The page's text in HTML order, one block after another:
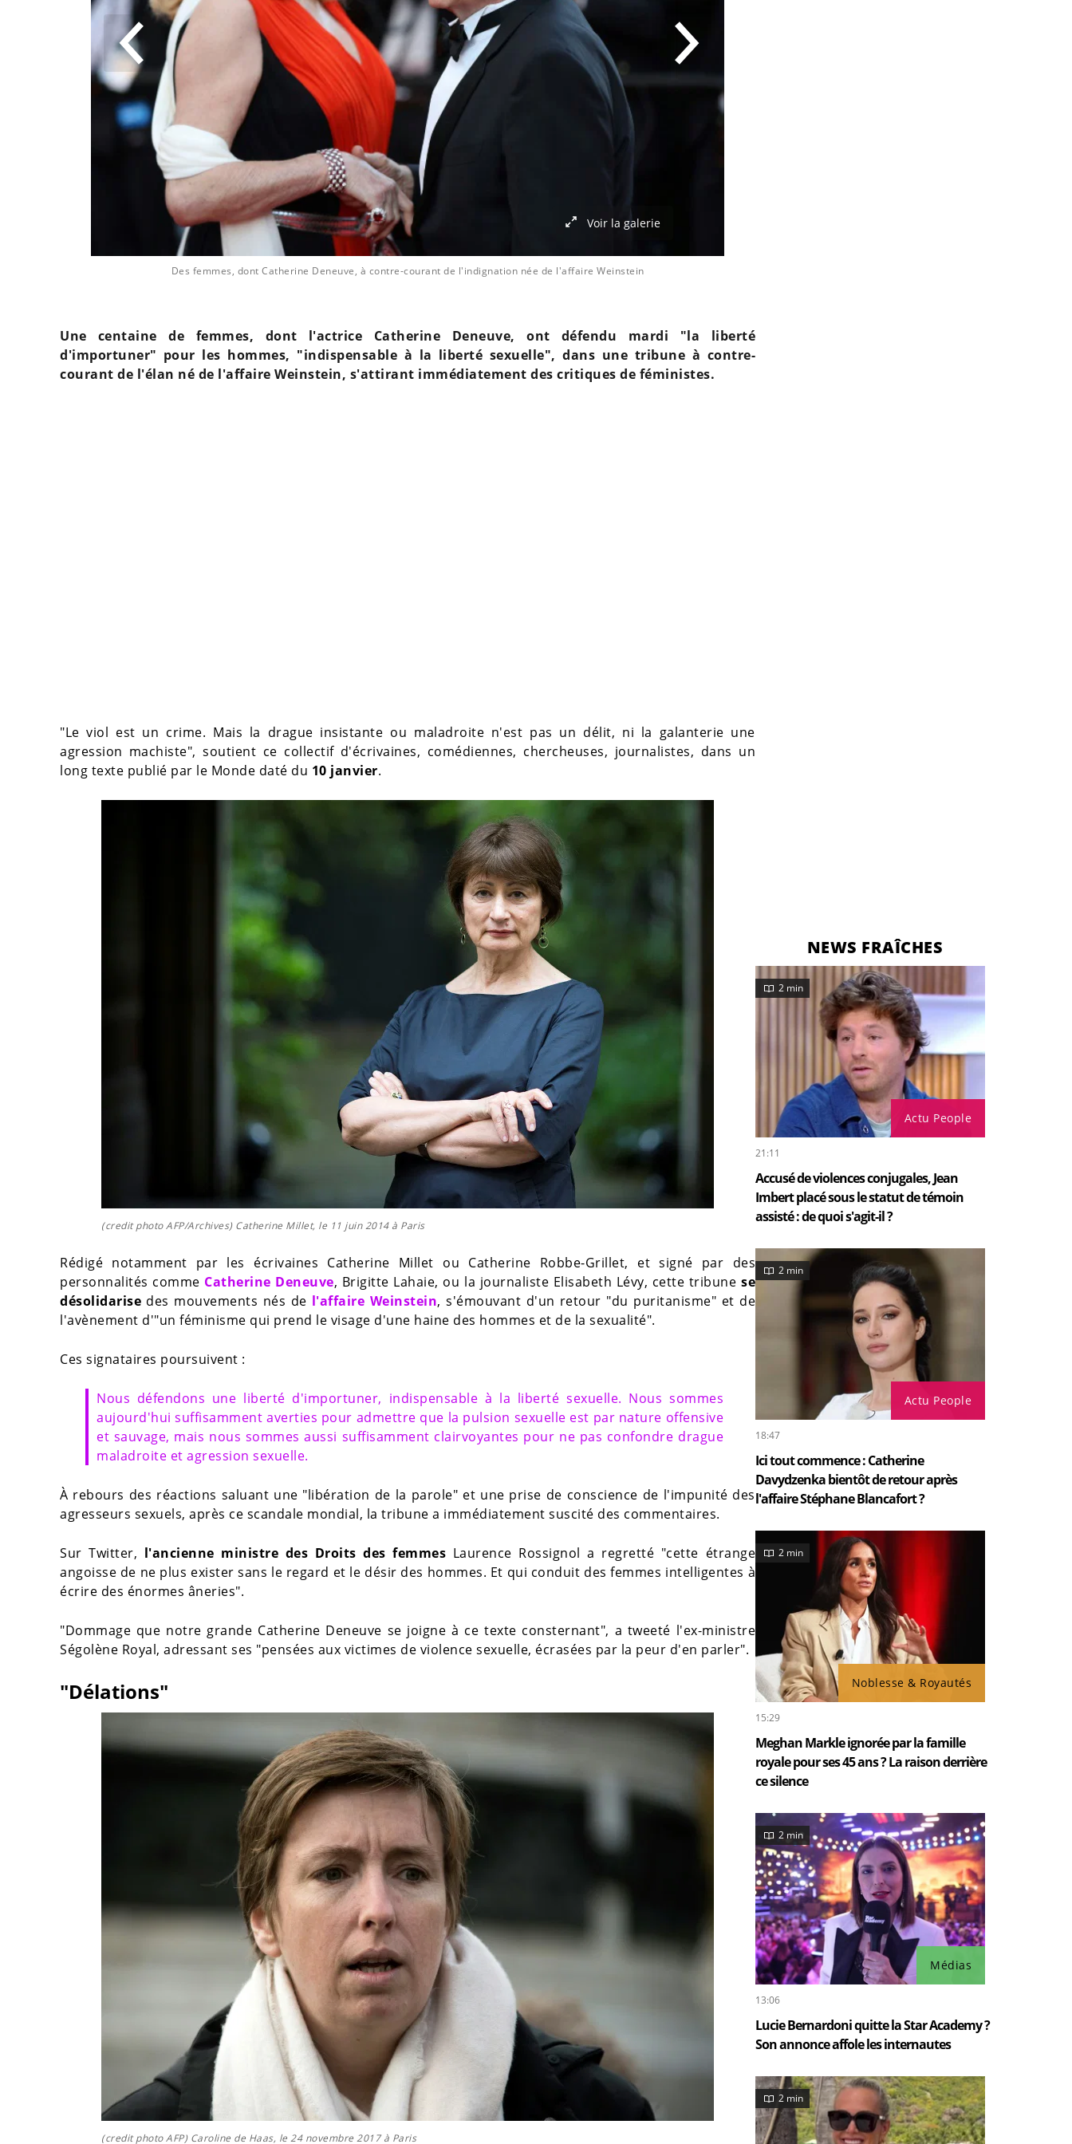
Des femmes, dont Catherine Deneuve, à contre-courant de l'indignation née de l'affaire Weinstein
Voir la galerie
Une centaine de femmes, dont l'actrice Catherine Deneuve, ont défendu mardi "la liberté
d'importuner" pour les hommes, "indispensable à la liberté sexuelle", dans une tribune à contre-
courant de l'élan né de l'affaire Weinstein, s'attirant immédiatement des critiques de féministes.
"Le viol est un crime. Mais la drague insistante ou maladroite n'est pas un délit, ni la galanterie une
agression machiste", soutient ce collectif d'écrivaines, comédiennes, chercheuses, journalistes, dans un
long texte publié par le Monde daté du 10 janvier.
(credit photo AFP/Archives) Catherine Millet, le 11 juin 2014 à Paris
Rédigé notamment par les écrivaines Catherine Millet ou Catherine Robbe-Grillet, et signé par des
personnalités comme Catherine Deneuve, Brigitte Lahaie, ou la journaliste Elisabeth Lévy, cette tribune se
désolidarise des mouvements nés de l'affaire Weinstein, s'émouvant d'un retour "du puritanisme" et de
l'avènement d'"un féminisme qui prend le visage d'une haine des hommes et de la sexualité".
Ces signataires poursuivent :
Nous défendons une liberté d'importuner, indispensable à la liberté sexuelle. Nous sommes
aujourd'hui suffisamment averties pour admettre que la pulsion sexuelle est par nature offensive
et sauvage, mais nous sommes aussi suffisamment clairvoyantes pour ne pas confondre drague
maladroite et agression sexuelle.
À rebours des réactions saluant une "libération de la parole" et une prise de conscience de l'impunité des
agresseurs sexuels, après ce scandale mondial, la tribune a immédiatement suscité des commentaires.
Sur Twitter, l'ancienne ministre des Droits des femmes Laurence Rossignol a regretté "cette étrange
angoisse de ne plus exister sans le regard et le désir des hommes. Et qui conduit des femmes intelligentes à
écrire des énormes âneries".
"Dommage que notre grande Catherine Deneuve se joigne à ce texte consternant", a tweeté l'ex-ministre
Ségolène Royal, adressant ses "pensées aux victimes de violence sexuelle, écrasées par la peur d'en parler".
"Délations"
(credit photo AFP) Caroline de Haas, le 24 novembre 2017 à Paris
NEWS FRAÎCHES
Actu People
2 min
21:11
Accusé de violences conjugales, Jean
Imbert placé sous le statut de témoin
assisté : de quoi s'agit-il ?
Actu People
2 min
18:47
Ici tout commence : Catherine
Davydzenka bientôt de retour après
l'affaire Stéphane Blancafort ?
Noblesse & Royautés
2 min
15:29
Meghan Markle ignorée par la famille
royale pour ses 45 ans ? La raison derrière
ce silence
Médias
2 min
13:06
Lucie Bernardoni quitte la Star Academy ?
Son annonce affole les internautes
2 min